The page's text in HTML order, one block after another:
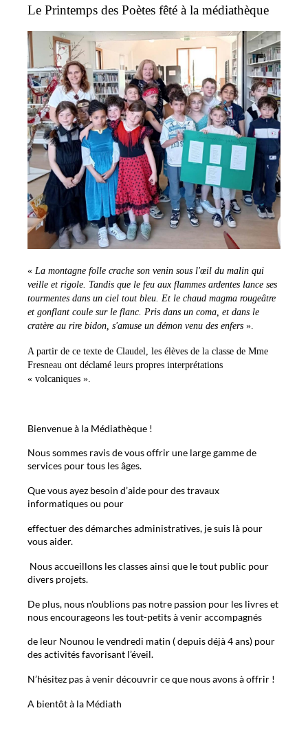
Le Printemps des Poètes fêté à la médiathèque
« La montagne folle crache son venin sous l'œil du malin qui
veille et rigole. Tandis que le feu aux flammes ardentes lance ses
tourmentes dans un ciel tout bleu. Et le chaud magma rougeâtre
et gonflant coule sur le flanc. Pris dans un coma, et dans le
cratère au rire bidon, s'amuse un démon venu des enfers ».
A partir de ce texte de Claudel, les élèves de la classe de Mme
Fresneau ont déclamé leurs propres interprétations
« volcaniques ».
Bienvenue à la Médiathèque !
Nous sommes ravis de vous offrir une large gamme de
services pour tous les âges.
Que vous ayez besoin d’aide pour des travaux
informatiques ou pour
effectuer des démarches administratives, je suis là pour
vous aider.
Nous accueillons les classes ainsi que le tout public pour
divers projets.
De plus, nous n'oublions pas notre passion pour les livres et
nous encourageons les tout-petits à venir accompagnés
de leur Nounou le vendredi matin ( depuis déjà 4 ans) pour
des activités favorisant l’éveil.
N’hésitez pas à venir découvrir ce que nous avons à offrir !
A bientôt à la Médiath